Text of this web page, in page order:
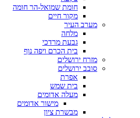
חומת שמואל-הר חומה
מקור חיים
מערב העיר
מלחה
גבעת מרדכי
בית הכרם ויפה נוף
מזרח ירושלים
סובב ירושלים
אפרת
בית שמש
מעלה אדומים
מישור אדומים
מבשרת ציון